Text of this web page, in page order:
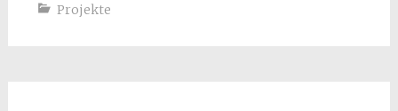
Projekte